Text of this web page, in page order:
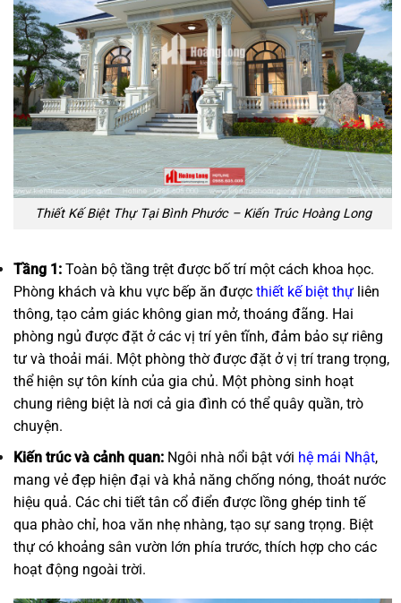
Thiết Kế Biệt Thự Tại Bình Phước – Kiến Trúc Hoàng Long
Tầng 1: Toàn bộ tầng trệt được bố trí một cách khoa học.
Phòng khách và khu vực bếp ăn được thiết kế biệt thự liên
thông, tạo cảm giác không gian mở, thoáng đãng. Hai
phòng ngủ được đặt ở các vị trí yên tĩnh, đảm bảo sự riêng
tư và thoải mái. Một phòng thờ được đặt ở vị trí trang trọng,
thể hiện sự tôn kính của gia chủ. Một phòng sinh hoạt
chung riêng biệt là nơi cả gia đình có thể quây quần, trò
chuyện.
Kiến trúc và cảnh quan: Ngôi nhà nổi bật với hệ mái Nhật,
mang vẻ đẹp hiện đại và khả năng chống nóng, thoát nước
hiệu quả. Các chi tiết tân cổ điển được lồng ghép tinh tế
qua phào chỉ, hoa văn nhẹ nhàng, tạo sự sang trọng. Biệt
thự có khoảng sân vườn lớn phía trước, thích hợp cho các
hoạt động ngoài trời.